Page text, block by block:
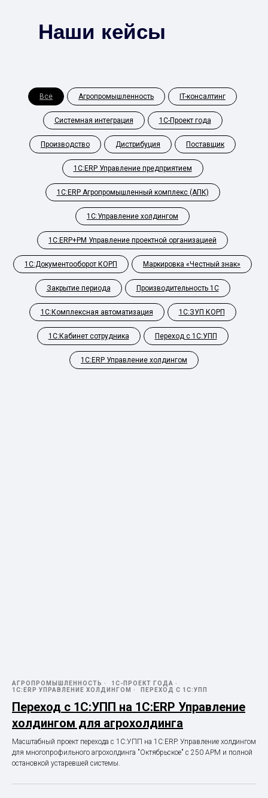
Наши кейсы
Все Агропромышленность IT-консалтинг
Системная интеграция 1С-Проект года
Производство Дистрибуция Поставщик
1С:ERP Управление предприятием
1С:ERP Агропромышленный комплекс (АПК)
1С:Управление холдингом
1С:ERP+PM Управление проектной организацией
1С:Документооборот КОРП Маркировка «Честный знак»
Закрытие периода Производительность 1С
1С:Комплексная автоматизация 1С:ЗУП КОРП
1С:Кабинет сотрудника Переход с 1С:УПП
1С:ERP Управление холдингом
АГРОПРОМЫШЛЕННОСТЬ
1С-ПРОЕКТ ГОДА
1С:ERP УПРАВЛЕНИЕ ХОЛДИНГОМ
ПЕРЕХОД С 1С:УПП
Переход с 1С:УПП на 1С:ERP Управление
холдингом для агрохолдинга
Масштабный проект перехода с 1С:УПП на 1С:ERP. Управление холдингом
для многопрофильного агрохолдинга "Октябрьское" с 250 АРМ и полной
остановкой устаревшей системы.